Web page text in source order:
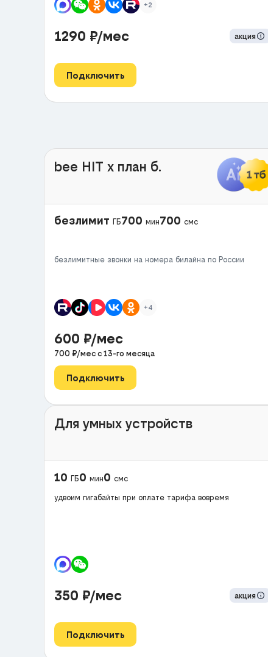
+2
1290 ₽/мес акция
Подключить
bee HIT x план б.
безлимит ГБ700 мин700 смс
безлимитные звонки на номера билайна по России
+4
600 ₽/мес
700 ₽/мес с 13-го месяца
Подключить
Для умных устройств
10 ГБ0 мин0 смс
удвоим гигабайты при оплате тарифа вовремя
350 ₽/мес акция
Подключить